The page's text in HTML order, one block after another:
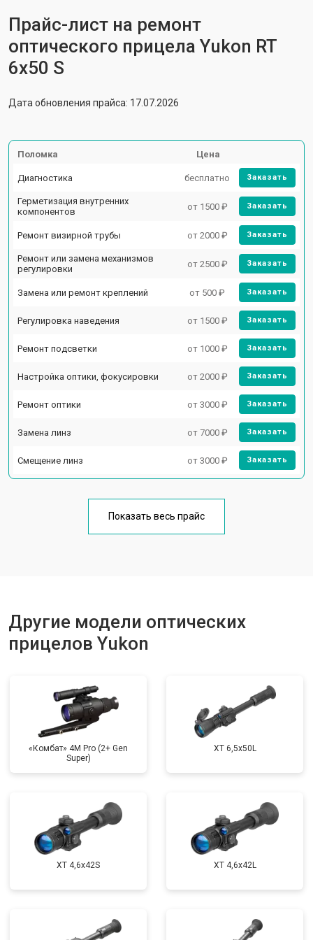
Прайс-лист на ремонт
оптического прицела Yukon RT
6x50 S
Дата обновления прайса: 17.07.2026
Поломка Цена
Диагностика бесплатно Заказать
Герметизация внутренних
компонентов
от 1500 ₽ Заказать
Ремонт визирной трубы от 2000 ₽ Заказать
Ремонт или замена механизмов
регулировки
от 2500 ₽ Заказать
Замена или ремонт креплений от 500 ₽ Заказать
Регулировка наведения от 1500 ₽ Заказать
Ремонт подсветки от 1000 ₽ Заказать
Настройка оптики, фокусировки от 2000 ₽ Заказать
Ремонт оптики от 3000 ₽ Заказать
Замена линз от 7000 ₽ Заказать
Смещение линз от 3000 ₽ Заказать
Показать весь прайс
Другие модели оптических
прицелов Yukon
«Комбат» 4M Pro (2+ Gen
Super)
XT 6,5x50L
XT 4,6x42S XT 4,6x42L